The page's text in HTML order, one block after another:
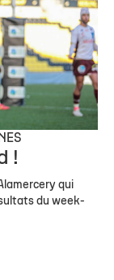
!
qui
du week-